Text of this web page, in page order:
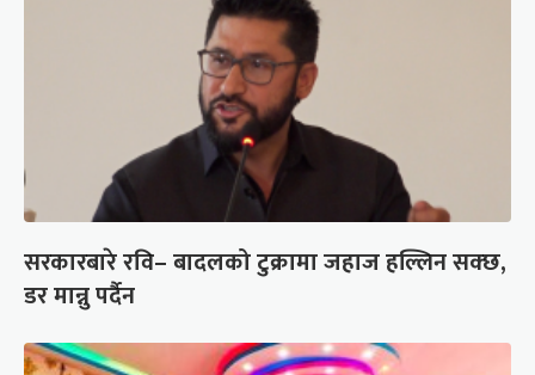
सरकारबारे रवि– बादलको टुक्रामा जहाज हल्लिन सक्छ,
डर मान्नु पर्दैन